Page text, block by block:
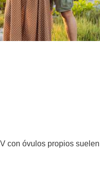
con óvulos propios